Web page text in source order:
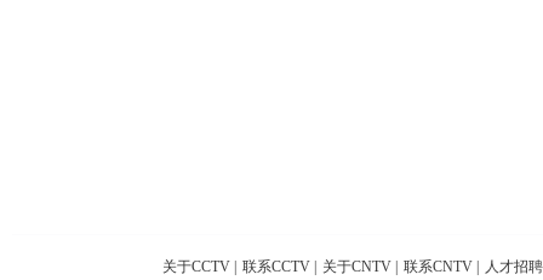
关于CCTV 联系CCTV 关于CNTV 联系CNTV 人才招聘